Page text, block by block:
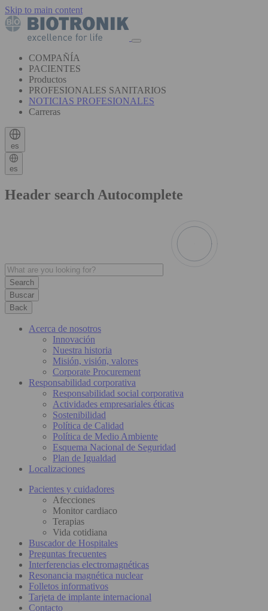
Skip to main content
COMPAÑÍA
PACIENTES
Productos
PROFESIONALES SANITARIOS
NOTICIAS PROFESIONALES
Carreras
es
es
Header search Autocomplete
Buscar
Back
Acerca de nosotros
Innovación
Nuestra historia
Misión, visión, valores
Corporate Procurement
Responsabilidad corporativa
Responsabilidad social corporativa
Actividades empresariales éticas
Sostenibilidad
Política de Calidad
Política de Medio Ambiente
Esquema Nacional de Seguridad
Plan de Igualdad
Localizaciones
Pacientes y cuidadores
Afecciones
Monitor cardiaco
Terapias
Vida cotidiana
Buscador de Hospitales
Preguntas frecuentes
Interferencias electromagnéticas
Resonancia magnética nuclear
Folletos informativos
Tarjeta de implante internacional
Contacto